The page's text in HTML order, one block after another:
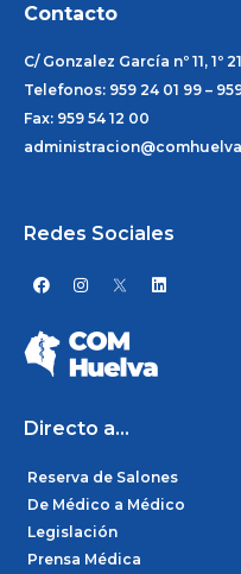
Contacto
C/ Gonzalez García nº 11, 1º
Telefonos: 959 24 01 99 –
Fax: 959 54 12 00
Redes Sociales
F
a
e
b
o
o
I
n
a
g
r
L
i
i
Directo a...
Reserva de Salones
De Médico a Médico
Legislación
Prensa Médica